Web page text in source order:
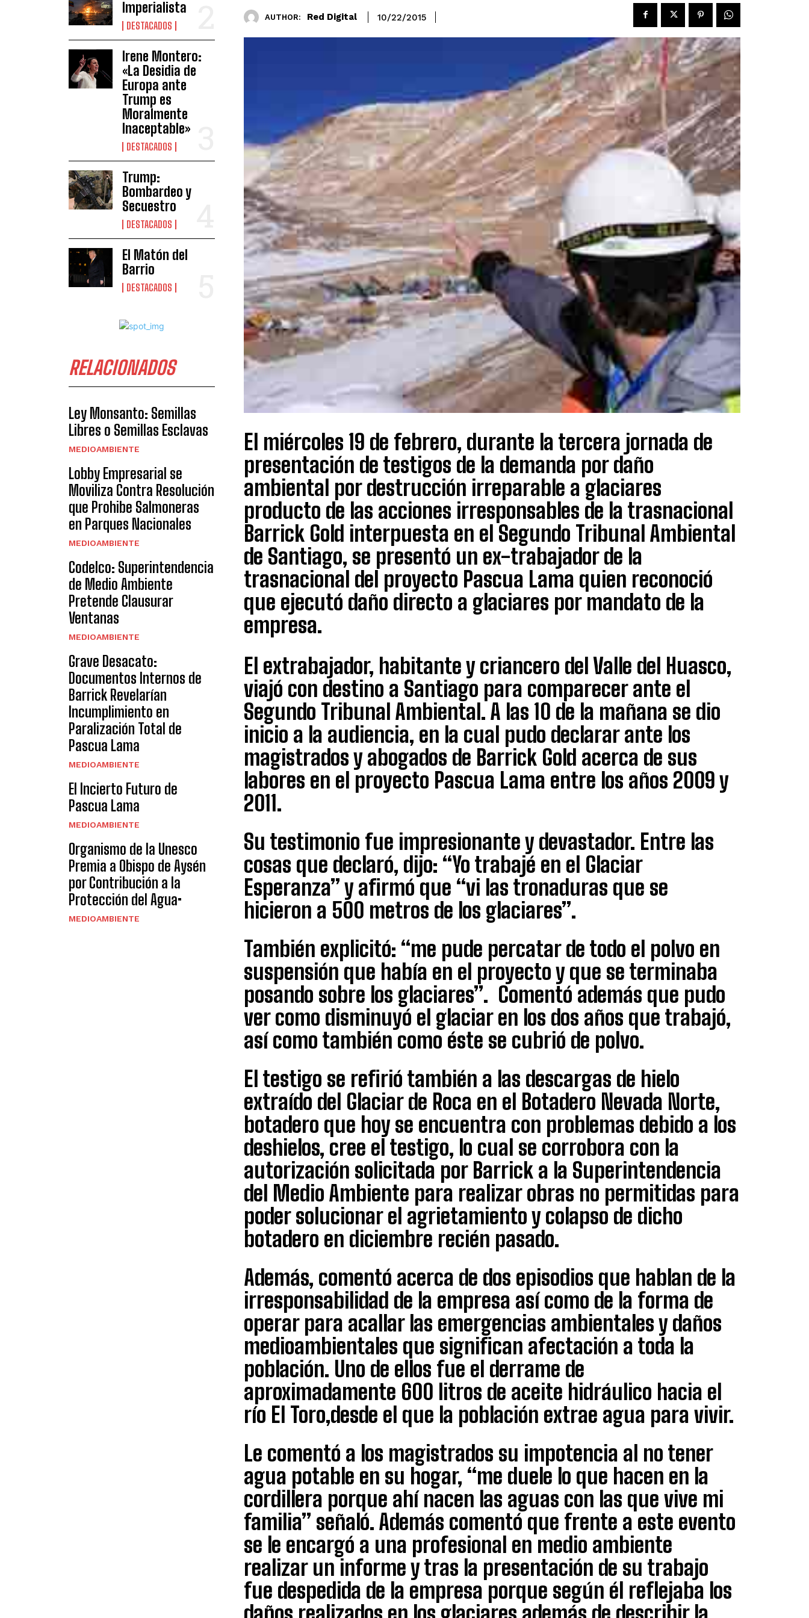
Imperialista
DESTACADOS
Irene Montero:
«La Desidia de
Europa ante
Trump es
Moralmente
Inaceptable»
DESTACADOS
Trump:
Bombardeo y
Secuestro
DESTACADOS
El Matón del
Barrio
DESTACADOS
RELACIONADOS
Ley Monsanto: Semillas
Libres o Semillas Esclavas
MEDIOAMBIENTE
Lobby Empresarial se
Moviliza Contra Resolución
que Prohibe Salmoneras
en Parques Nacionales
MEDIOAMBIENTE
Codelco: Superintendencia
de Medio Ambiente
Pretende Clausurar
Ventanas
MEDIOAMBIENTE
Grave Desacato:
Documentos Internos de
Barrick Revelarían
Incumplimiento en
Paralización Total de
Pascua Lama
MEDIOAMBIENTE
El Incierto Futuro de
Pascua Lama
MEDIOAMBIENTE
Organismo de la Unesco
Premia a Obispo de Aysén
por Contribución a la
Protección del Agua•
MEDIOAMBIENTE
AUTHOR: Red Digital 10/22/2015
El miércoles 19 de febrero, durante la tercera jornada de
presentación de testigos de la demanda por daño
ambiental por destrucción irreparable a glaciares
producto de las acciones irresponsables de la trasnacional
Barrick Gold interpuesta en el Segundo Tribunal Ambiental
de Santiago, se presentó un ex-trabajador de la
trasnacional del proyecto Pascua Lama quien reconoció
que ejecutó daño directo a glaciares por mandato de la
empresa.
El extrabajador, habitante y criancero del Valle del Huasco,
viajó con destino a Santiago para comparecer ante el
Segundo Tribunal Ambiental. A las 10 de la mañana se dio
inicio a la audiencia, en la cual pudo declarar ante los
magistrados y abogados de Barrick Gold acerca de sus
labores en el proyecto Pascua Lama entre los años 2009 y
2011.
Su testimonio fue impresionante y devastador. Entre las
cosas que declaró, dijo: “Yo trabajé en el Glaciar
Esperanza” y afirmó que “vi las tronaduras que se
hicieron a 500 metros de los glaciares”.
También explicitó: “me pude percatar de todo el polvo en
suspensión que había en el proyecto y que se terminaba
posando sobre los glaciares”. Comentó además que pudo
ver como disminuyó el glaciar en los dos años que trabajó,
así como también como éste se cubrió de polvo.
El testigo se refirió también a las descargas de hielo
extraído del Glaciar de Roca en el Botadero Nevada Norte,
botadero que hoy se encuentra con problemas debido a los
deshielos, cree el testigo, lo cual se corrobora con la
autorización solicitada por Barrick a la Superintendencia
del Medio Ambiente para realizar obras no permitidas para
poder solucionar el agrietamiento y colapso de dicho
botadero en diciembre recién pasado.
Además, comentó acerca de dos episodios que hablan de la
irresponsabilidad de la empresa así como de la forma de
operar para acallar las emergencias ambientales y daños
medioambientales que significan afectación a toda la
población. Uno de ellos fue el derrame de
aproximadamente 600 litros de aceite hidráulico hacia el
río El Toro,desde el que la población extrae agua para vivir.
Le comentó a los magistrados su impotencia al no tener
agua potable en su hogar, “me duele lo que hacen en la
cordillera porque ahí nacen las aguas con las que vive mi
familia” señaló. Además comentó que frente a este evento
se le encargó a una profesional en medio ambiente
realizar un informe y tras la presentación de su trabajo
fue despedida de la empresa porque según él reflejaba los